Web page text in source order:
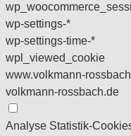
wp-settings-*
wp-settings-time-*
wpl_viewed_cookie
www.volkmann-
volkmann-rossbach.de
Analyse Statistik-